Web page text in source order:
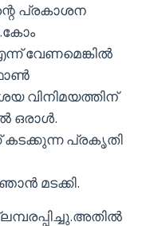
പ്രകാശന
വേണമെങ്കിൽ
വിനിമയത്തിന്
ഒരാൾ.
കടക്കുന്ന പ്രകൃതി
മടക്കി.